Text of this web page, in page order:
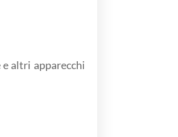
e altri apparecchi